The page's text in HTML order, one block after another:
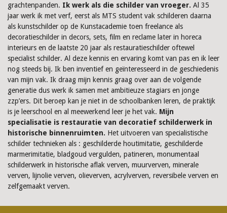
grachtenpanden. Ik werk als die schilder van vroeger. Al 35
jaar werk ik met verf, eerst als MTS student vak schilderen daarna
als kunstschilder op de Kunstacademie toen freelance als
decoratieschilder in decors, sets, film en reclame later in horeca
interieurs en de laatste 20 jaar als restauratieschilder oftewel
specialist schilder. Al deze kennis en ervaring komt van pas en ik leer
nog steeds bij. Ik ben inventief en geïnteresseerd in de geschiedenis
van mijn vak. Ik draag mijn kennis graag over aan de volgende
generatie dus werk ik samen met ambitieuze stagiars en jonge
zzp’ers. Dit beroep kan je niet in de schoolbanken leren, de praktijk
is je leerschool en al meewerkend leer je het vak. Mijn
specialisatie is restauratie van decoratief schilderwerk in
historische binnenruimten. Het uitvoeren van specialistische
schilder technieken als : geschilderde houtimitatie, geschilderde
marmerimitatie, bladgoud vergulden, patineren, monumentaal
schilderwerk in historische aflak verven, muurverven, minerale
verven, lijnolie verven, olieverven, acrylverven, reversibele verven en
zelfgemaakt verven.